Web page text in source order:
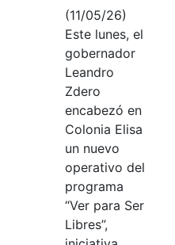
(11/05/26)
Este lunes, el
gobernador
Leandro
Zdero
encabezó en
Colonia Elisa
un nuevo
operativo del
programa
“Ver para Ser
Libres”,